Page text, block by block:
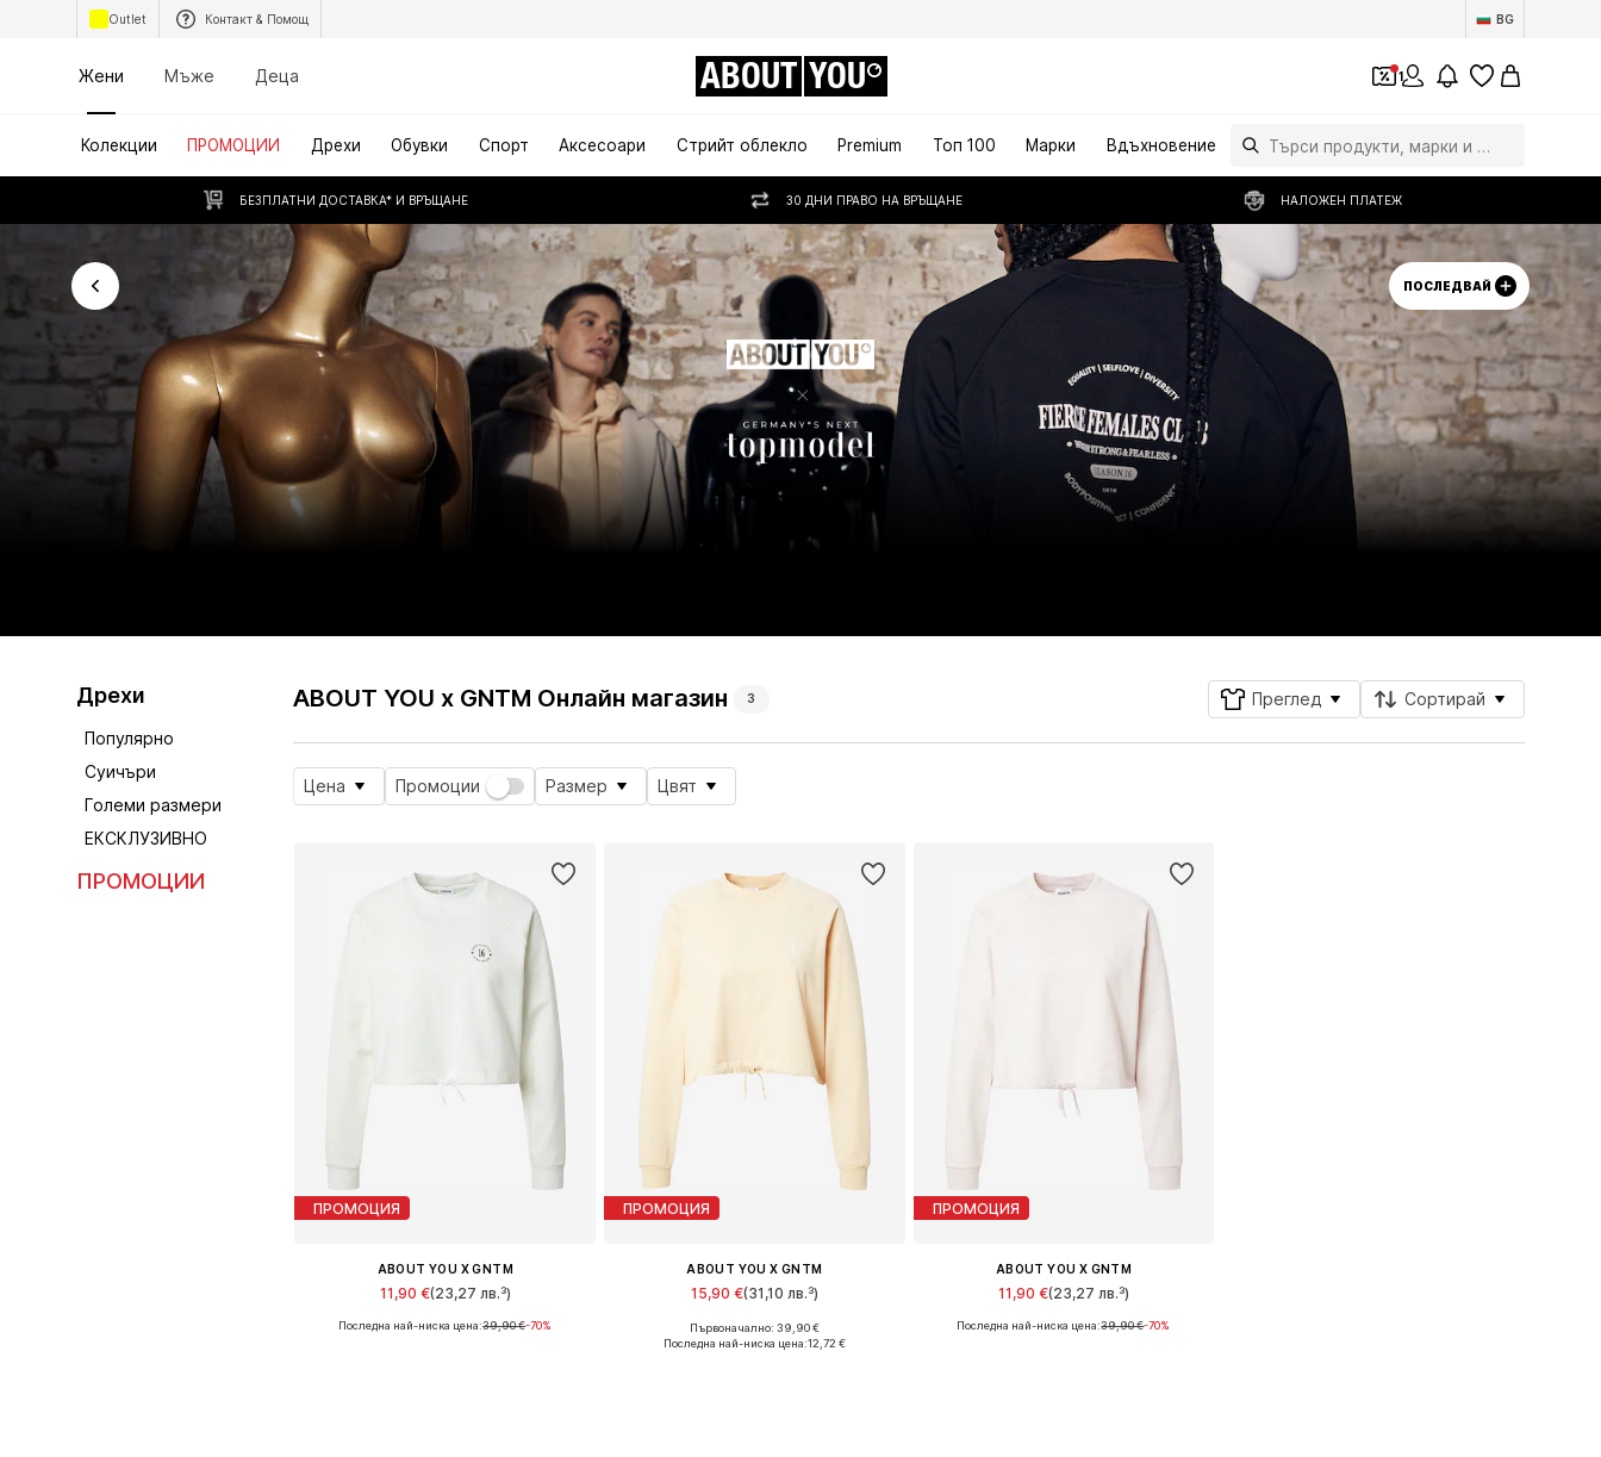
Outlet Контакт & Помощ BG
Жени Мъже Деца ABOUT YOU 1
Колекции ПРОМОЦИИ Дрехи Обувки Спорт Аксесоари Стрийт облекло Premium Топ 100 Марки Вдъхновение
БЕЗПЛАТНИ ДОСТАВКА* И ВРЪЩАНЕ 30 ДНИ ПРАВО НА ВРЪЩАНЕ НАЛОЖЕН ПЛАТЕЖ
ПОСЛЕДВАЙ
Дрехи
Популярно
Суичъри
Големи размери
ЕКСКЛУЗИВНО
ПРОМОЦИИ
ABOUT YOU x GNTM Онлайн магазин 3 Преглед Сортирай
Цена Промоции Размер Цвят
ПРОМОЦИЯ
ABOUT YOU X GNTM
11,90 €(23,27 лв.³)
Налични размери: L, XL, XXL
Последна най-ниска цена:39,90 €-70%
ПРОМОЦИЯ
ABOUT YOU X GNTM
15,90 €(31,10 лв.³)
Налични размери: L, XL, XXL
Първоначално: 39,90 €
Последна най-ниска цена:12,72 €
ПРОМОЦИЯ
ABOUT YOU X GNTM
11,90 €(23,27 лв.³)
Налични размери: XL, XXL
Последна най-ниска цена:39,90 €-70%